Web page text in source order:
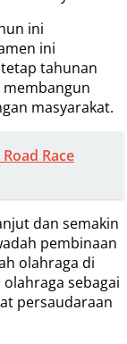
ini
ini
tahunan
masyarakat.
Race
dan semakin
pembinaan
olahraga di
sebagai
persaudaraan